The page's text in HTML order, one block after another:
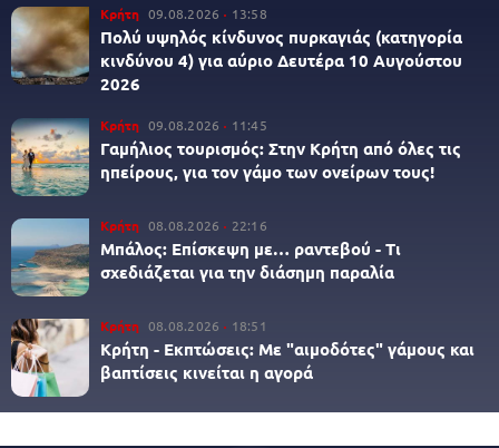
Κρήτη 09.08.2026 13:58
Πολύ υψηλός κίνδυνος πυρκαγιάς (κατηγορία
κινδύνου 4) για αύριο Δευτέρα 10 Αυγούστου
2026
Κρήτη 09.08.2026 11:45
Γαμήλιος τουρισμός: Στην Κρήτη από όλες τις
ηπείρους, για τον γάμο των ονείρων τους!
Κρήτη 08.08.2026 22:16
Μπάλος: Επίσκεψη με… ραντεβού - Τι
σχεδιάζεται για την διάσημη παραλία
Κρήτη 08.08.2026 18:51
Κρήτη - Εκπτώσεις: Με "αιμοδότες" γάμους και
βαπτίσεις κινείται η αγορά